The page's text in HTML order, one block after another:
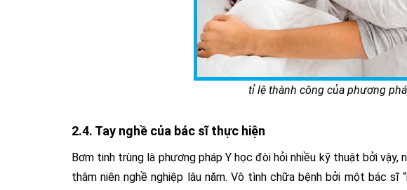
tỉ lệ thành công của phương
2.4. Tay nghề của bác sĩ thực hiện
Bơm tinh trùng là phương pháp Y học đòi hỏi nhiều kỹ thuật bởi
thâm niên nghề nghiệp lâu năm. Vô tình chữa bệnh bởi một bác